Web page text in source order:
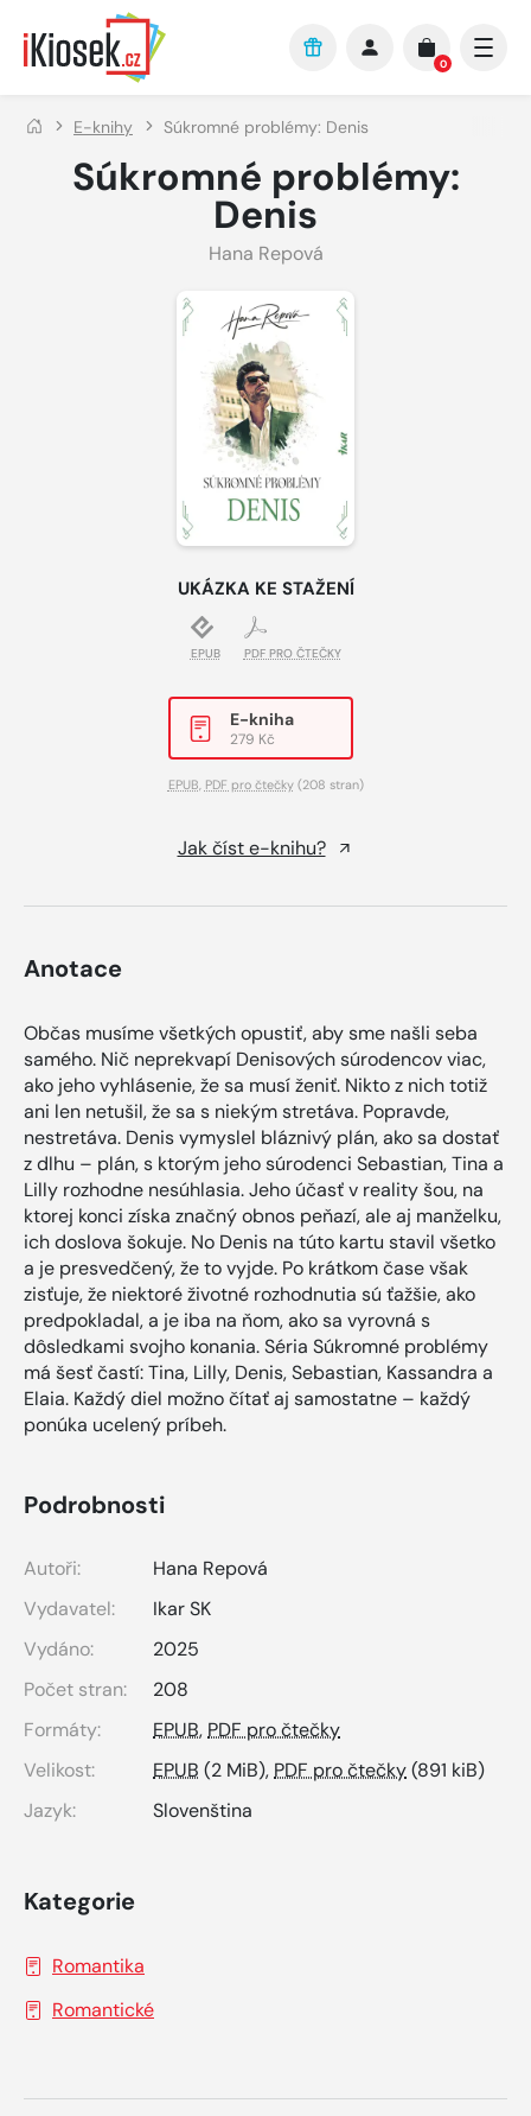
Přejít na hlavní obsah
0
E-knihy Súkromné problémy: Denis
Súkromné problémy:
Denis
Hana Repová
UKÁZKA KE STAŽENÍ
EPUB PDF PRO ČTEČKY
E-kniha
279 Kč
EPUB, PDF pro čtečky(208 stran)
Jak číst e-knihu?
Anotace
Občas musíme všetkých opustiť, aby sme našli seba
samého. Nič neprekvapí Denisových súrodencov viac,
ako jeho vyhlásenie, že sa musí ženiť. Nikto z nich totiž
ani len netušil, že sa s niekým stretáva. Popravde,
nestretáva. Denis vymyslel bláznivý plán, ako sa dostať
z dlhu – plán, s ktorým jeho súrodenci Sebastian, Tina a
Lilly rozhodne nesúhlasia. Jeho účasť v reality šou, na
ktorej konci získa značný obnos peňazí, ale aj manželku,
ich doslova šokuje. No Denis na túto kartu stavil všetko
a je presvedčený, že to vyjde. Po krátkom čase však
zisťuje, že niektoré životné rozhodnutia sú ťažšie, ako
predpokladal, a je iba na ňom, ako sa vyrovná s
dôsledkami svojho konania. Séria Súkromné problémy
má šesť častí: Tina, Lilly, Denis, Sebastian, Kassandra a
Elaia. Každý diel možno čítať aj samostatne – každý
ponúka ucelený príbeh.
Podrobnosti
Autoři:
Hana Repová
Vydavatel:
Ikar SK
Vydáno:
2025
Počet stran:
208
Formáty:
EPUB, PDF pro čtečky
Velikost:
EPUB (2 MiB), PDF pro čtečky(891 kiB)
Jazyk:
Slovenština
Kategorie
Romantika
Romantické